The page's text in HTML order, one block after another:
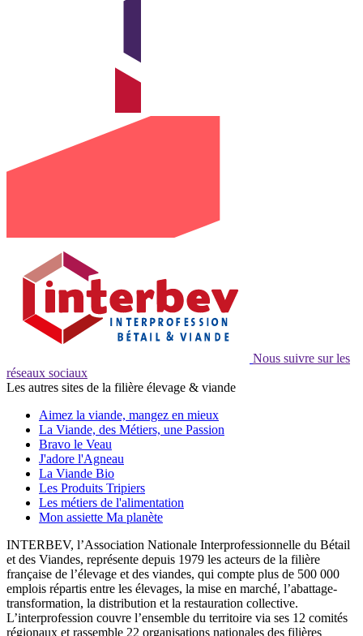
Nous suivre sur les
réseaux sociaux
Les autres sites de la filière élevage & viande
Aimez la viande, mangez en mieux
La Viande, des Métiers, une Passion
Bravo le Veau
J'adore l'Agneau
La Viande Bio
Les Produits Tripiers
Les métiers de l'alimentation
Mon assiette Ma planète
INTERBEV, l’Association Nationale Interprofessionnelle du Bétail
et des Viandes, représente depuis 1979 les acteurs de la filière
française de l’élevage et des viandes, qui compte plus de 500 000
emplois répartis entre les élevages, la mise en marché, l’abattage-
transformation, la distribution et la restauration collective.
L’interprofession couvre l’ensemble du territoire via ses 12 comités
régionaux et rassemble 22 organisations nationales des filières